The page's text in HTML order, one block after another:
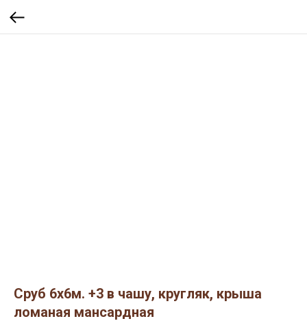
Сруб 6х6м. +3 в чашу, кругляк, крыша
ломаная мансардная